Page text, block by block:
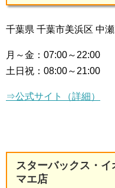
千葉県 千葉市美浜区 中
月～金： 07:00～22:00
土日祝： 08:00～21:00
⇒公式サイト（詳細）
スターバックス・
マエ店